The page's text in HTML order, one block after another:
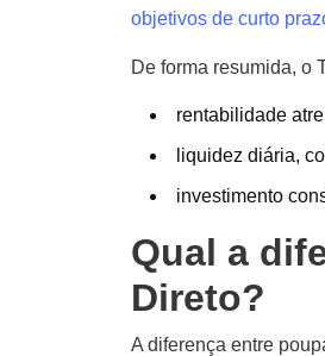
objetivos de curto
De forma resumida, o
rentabilidade
liquidez diária,
investimento
Qual a
Direto?
A diferença entre